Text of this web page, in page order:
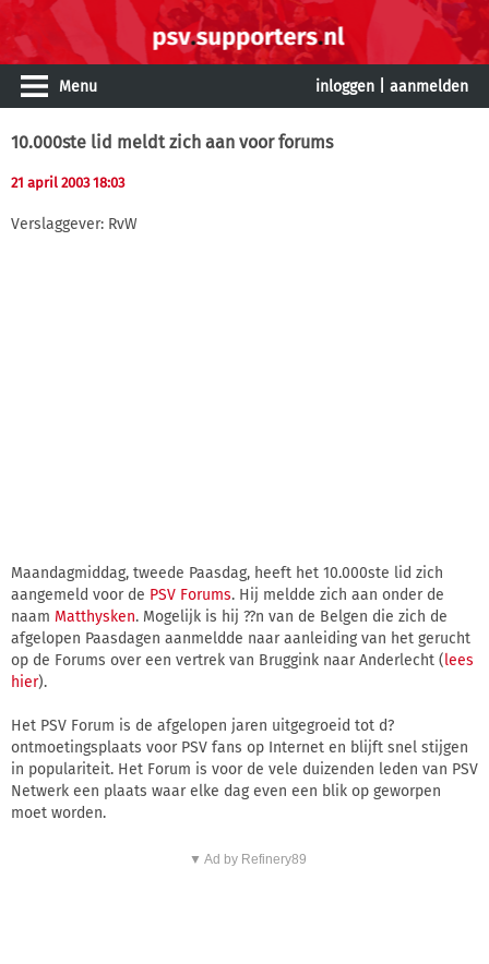
Menu inloggen aanmelden
10.000ste lid meldt zich aan voor forums
21 april 2003 18:03
Verslaggever: RvW
Maandagmiddag, tweede Paasdag, heeft het 10.000ste lid zich
aangemeld voor de PSV Forums. Hij meldde zich aan onder de
naam Matthysken. Mogelijk is hij ??n van de Belgen die zich de
afgelopen Paasdagen aanmeldde naar aanleiding van het gerucht
op de Forums over een vertrek van Bruggink naar Anderlecht (lees
hier).
Het PSV Forum is de afgelopen jaren uitgegroeid tot d?
ontmoetingsplaats voor PSV fans op Internet en blijft snel stijgen
in populariteit. Het Forum is voor de vele duizenden leden van PSV
Netwerk een plaats waar elke dag even een blik op geworpen
moet worden.
▼ Ad by Refinery89